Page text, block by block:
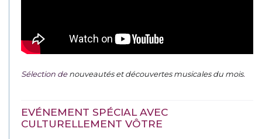
Sélection denouveautés et découvertes musicales du mois.
EVÉNEMENT SPÉCIAL AVEC
CULTURELLEMENT VÔTRE